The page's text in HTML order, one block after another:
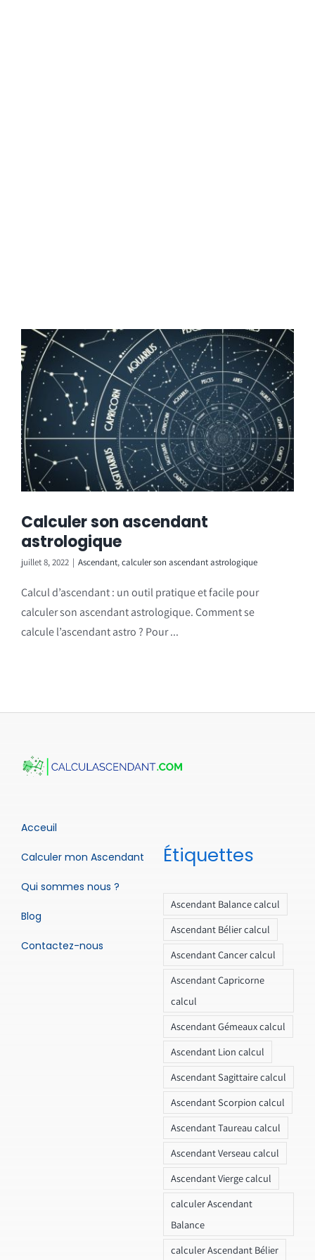
Calculer son ascendant
astrologique
juillet 8, 2022 | Ascendant,calculer son ascendant astrologique
Calcul d’ascendant : un outil pratique et facile pour
calculer son ascendant astrologique. Comment se
calcule l’ascendant astro ? Pour ...
Acceuil
Calculer mon Ascendant
Qui sommes nous ?
Blog
Contactez-nous
Étiquettes
Ascendant Balance calcul
Ascendant Bélier calcul
Ascendant Cancer calcul
Ascendant Capricorne
calcul
Ascendant Gémeaux calcul
Ascendant Lion calcul
Ascendant Sagittaire calcul
Ascendant Scorpion calcul
Ascendant Taureau calcul
Ascendant Verseau calcul
Ascendant Vierge calcul
calculer Ascendant
Balance
calculer Ascendant Bélier